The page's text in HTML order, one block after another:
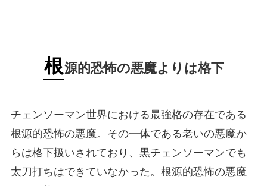
根源的恐怖の悪魔よりは格下
チェンソーマン世界における最強格の存在である
根源的恐怖の悪魔。その一体である老いの悪魔か
らは格下扱いされており、黒チェンソーマンでも
太刀打ちはできていなかった。根源的恐怖の悪魔